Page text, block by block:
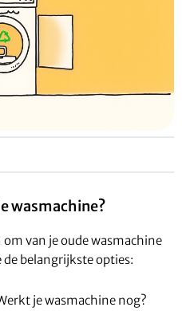
wasmachine?
van je oude wasmachine
belangrijkste opties:
je wasmachine nog?